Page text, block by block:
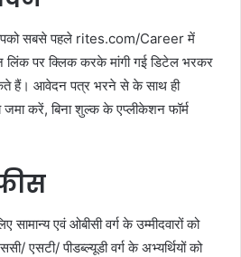
सबसे पहले rites.com/Career में
पर क्लिक करके मांगी गई डिटेल भरकर
हैं। आवेदन पत्र भरने से के साथ ही
जमा करें, बिना शुल्क के एप्लीकेशन फॉर्म
एवं ओबीसी वर्ग के उम्मीदवारों को
एसटी/ पीडब्ल्यूडी वर्ग के अभ्यर्थियों को